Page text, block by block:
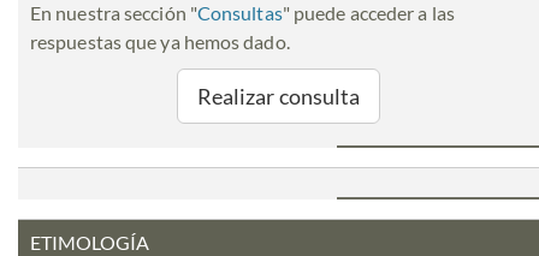
En nuestra sección "Consultas" puede acceder a las
respuestas que ya hemos dado.
Realizar consulta
ETIMOLOGÍA